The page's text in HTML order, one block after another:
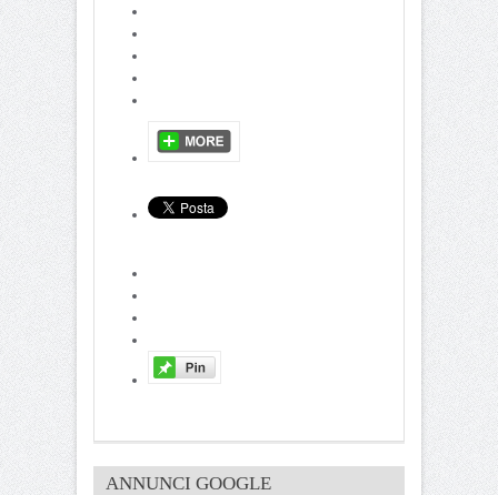
ANNUNCI GOOGLE